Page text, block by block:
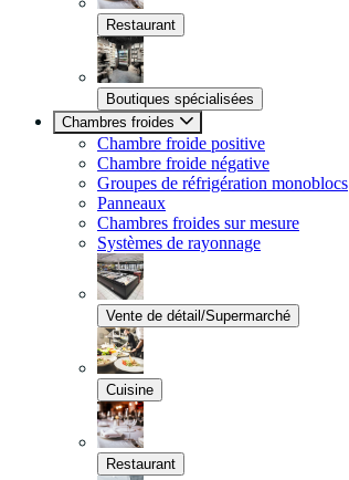
Restaurant
Boutiques spécialisées
Chambres froides
Chambre froide positive
Chambre froide négative
Groupes de réfrigération monoblocs
Panneaux
Chambres froides sur mesure
Systèmes de rayonnage
Vente de détail/Supermarché
Cuisine
Restaurant